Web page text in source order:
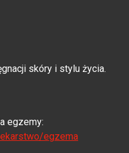
skóry i stylu życia.
egzemy:
egzema